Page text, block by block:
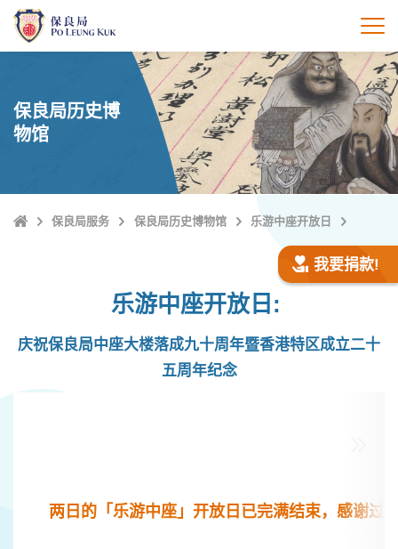
打
保良局历史博
物馆
Home保良局服务 保良局历史博物馆 乐游中座开放日
我要捐款!
乐游中座开放日:
庆祝保良局中座大楼落成九十周年暨香港特区成立二十
五周年纪念
两日的「乐游中座」开放日已完满结束，感谢过